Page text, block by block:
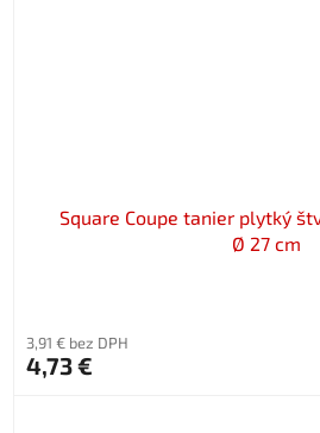
Square Coupe tanier plytký
Ø 27 cm
3,91 € bez DPH
4,73 €